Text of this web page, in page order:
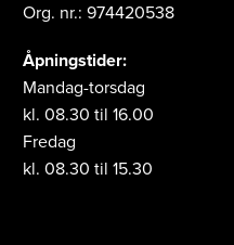
Org. nr.: 974420538
Åpningstider:
Mandag-torsdag
kl. 08.30 til 16.00
Fredag
kl. 08.30 til 15.30